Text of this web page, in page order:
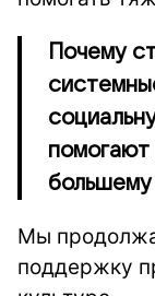
Почему
помогают
Мы
поддержку